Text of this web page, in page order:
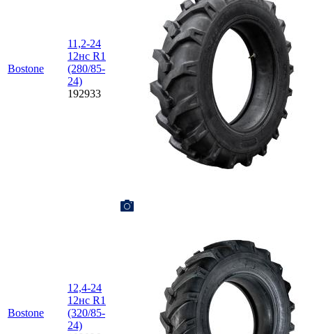
Bostone
11,2-24
12нс R1
(280/85-
24)
192933
Bostone
12,4-24
12нс R1
(320/85-
24)